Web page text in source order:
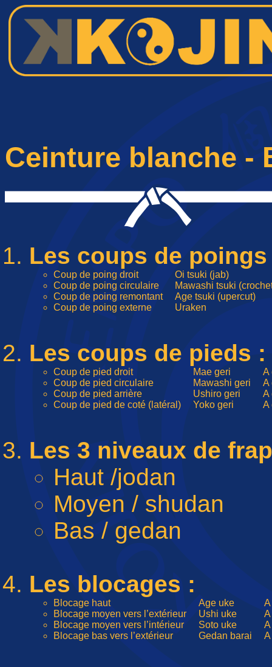
Ceinture blanche -
Les coups de
Coup de poing droit
Oi tsuki (jab)
Coup de poing circulaire
Mawashi tsuki
Coup de poing remontant Age tsuki (upercut)
Coup de poing externe
Uraken
Les coups de pieds :
Coup de pied droit Mae geri
A
Coup de pied circulaire
Mawashi geri A
Coup de pied arrière
Ushiro geri
A
Coup de pied de coté (latéral) Yoko geri A
Les 3 niveaux de
Haut /jodan
Moyen / shudan
Bas / gedan
Les blocages :
Blocage haut Age uke
Blocage moyen vers l’extérieur Ushi uke
Blocage moyen vers l’intérieur
Soto uke
Blocage bas vers l’extérieur
Gedan barai